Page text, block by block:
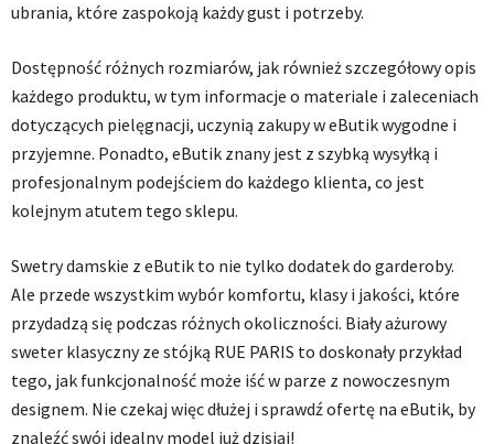
ubrania, które zaspokoją każdy gust i potrzeby.
Dostępność różnych rozmiarów, jak również szczegółowy opis
każdego produktu, w tym informacje o materiale i zaleceniach
dotyczących pielęgnacji, uczynią zakupy w eButik wygodne i
przyjemne. Ponadto, eButik znany jest z szybką wysyłką i
profesjonalnym podejściem do każdego klienta, co jest
kolejnym atutem tego sklepu.
Swetry damskie z eButik to nie tylko dodatek do garderoby.
Ale przede wszystkim wybór komfortu, klasy i jakości, które
przydadzą się podczas różnych okoliczności. Biały ażurowy
sweter klasyczny ze stójką RUE PARIS to doskonały przykład
tego, jak funkcjonalność może iść w parze z nowoczesnym
designem. Nie czekaj więc dłużej i sprawdź ofertę na eButik, by
znaleźć swój idealny model już dzisiaj!